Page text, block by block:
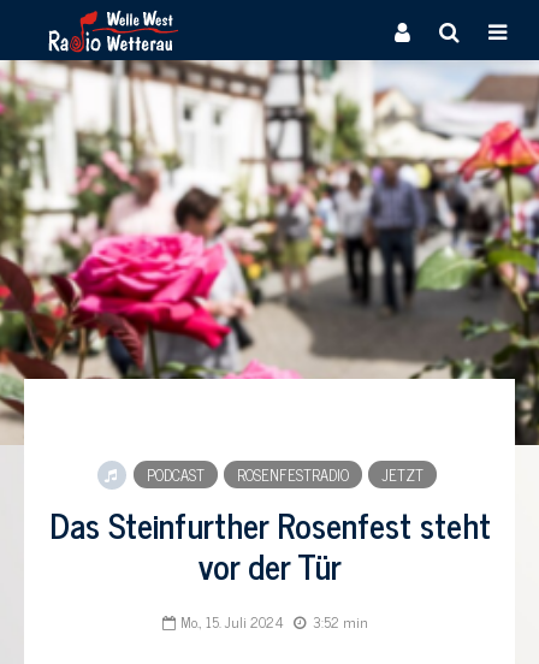
PODCAST ROSENFESTRADIO JETZT
Das Steinfurther Rosenfest steht
vor der Tür
Mo., 15. Juli 2024 3:52 min